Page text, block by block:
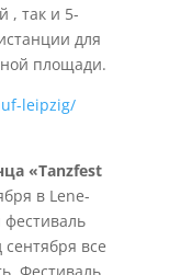
, так и 5-
для
площади.
leipzig/
«Tanzfest
в Lene-
все